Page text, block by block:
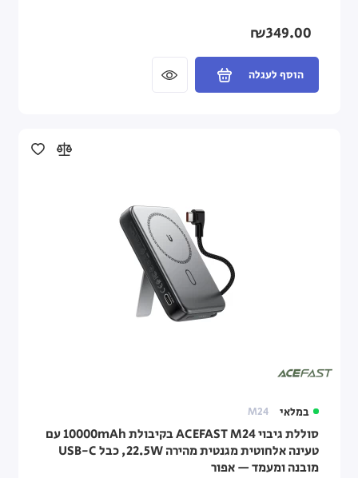
₪349.00
הוסף לעגלה
במלאי M24
סוללת גיבוי ACEFAST M24 בקיבולת 10000mAh עם
טעינה אלחוטית מגנטית מהירה 22.5W, כבל USB-C
מובנה ומעמד — אפור